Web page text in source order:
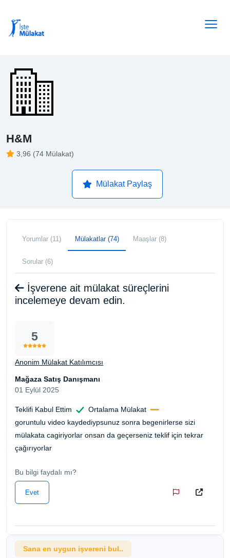
H&M
3,96 (74 Mülakat)
Mülakat Paylaş
Yorumlar (11) Mülakatlar (74) Maaşlar (8)
Sorular (6)
İşverene ait mülakat süreçlerini
incelemeye devam edin.
5
Anonim Mülakat Katılımcısı
Mağaza Satış Danışmanı
01 Eylül 2025
Teklifi Kabul Ettim
Ortalama Mülakat
goruntulu video kaydediypsunuz sonra begenirlerse sizi
mülakata cagiriyorlar onsan da geçerseniz teklif için tekrar
çağırıyorlar
Bu bilgi faydalı mı?
Evet
Sana en uygun işvereni bul..